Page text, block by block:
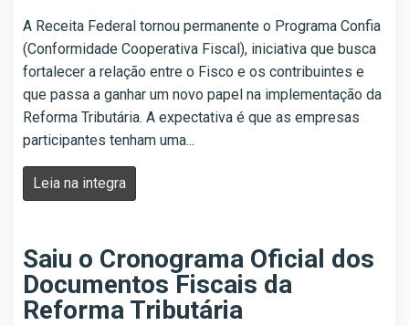
A Receita Federal tornou permanente o Programa Confia
(Conformidade Cooperativa Fiscal), iniciativa que busca
fortalecer a relação entre o Fisco e os contribuintes e
que passa a ganhar um novo papel na implementação da
Reforma Tributária. A expectativa é que as empresas
participantes tenham uma...
Leia na integra
Saiu o Cronograma Oficial dos
Documentos Fiscais da
Reforma Tributária